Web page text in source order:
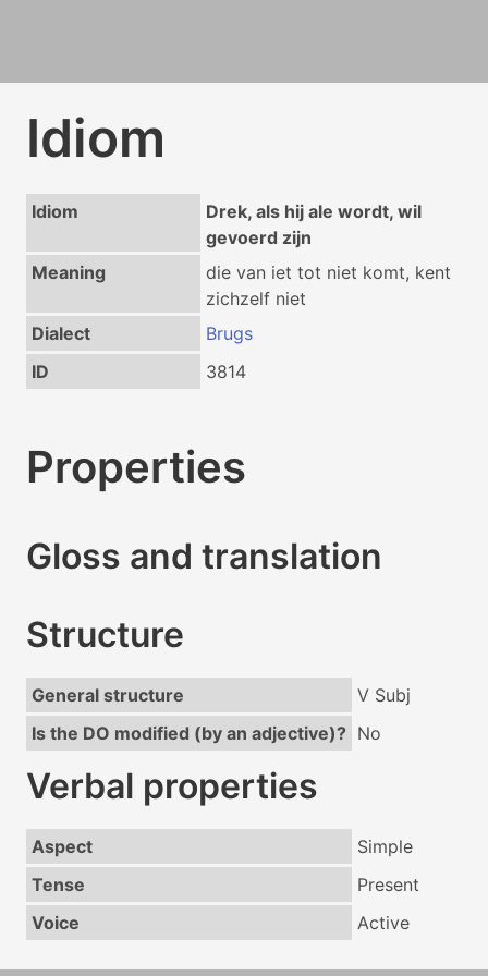
Idiom
Idiom
Drek, als hij ale wordt, wil
gevoerd zijn
Meaning
die van iet tot niet komt, kent
zichzelf niet
Dialect
Brugs
ID
3814
Properties
Gloss and translation
Structure
General structure
V Subj
Is the DO modified (by an adjective)? No
Verbal properties
Aspect
Simple
Tense
Present
Voice
Active